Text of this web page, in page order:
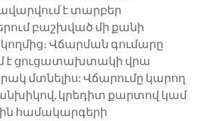
է տարբեր
բաշխված մի քանի
կողմից։ Վճարման գումարը
է ցուցատախտակի վրա
մտնելիս: Վճարումը կարող
կրեդիտ քարտով կամ
համակարգերի